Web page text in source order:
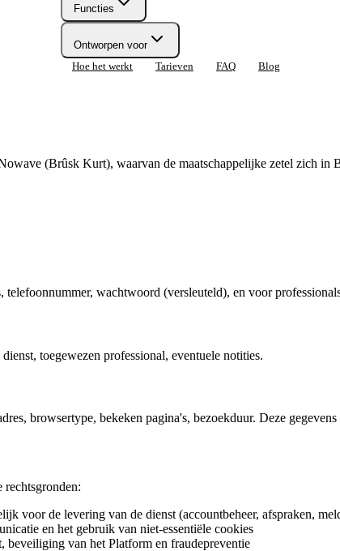
Functies
Ontworpen voor
Hoe het werkt
Tarieven FAQ Blog
(Brûsk Kurt), waarvan de maatschappelijke zetel zich in
wachtwoord (versleuteld), en voor
toegewezen professional, eventuele notities.
browsertype, bekeken pagina's, bezoekduur. Deze
rechtsgronden:
voor de levering van de dienst (accountbeheer, afspraken,
en het gebruik van niet-essentiële cookies
beveiliging van het Platform en fraudepreventie